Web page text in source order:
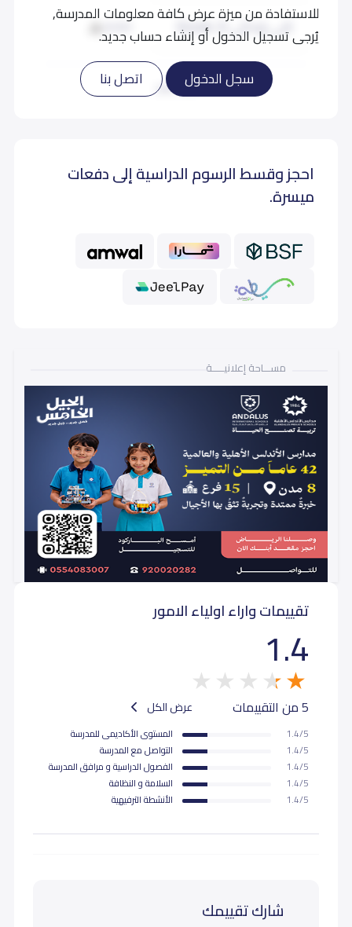
للاستفادة من ميزة عرض كافة معلومات المدرسة,
يُرجى تسجيل الدخول أو إنشاء حساب جديد.
سجل الدخول
اتصل بنا اقرأ المزيد
ثاني إبتدائي (Grade 2) 8,000
ثالث إبتدائي (Grade 3) 8,000
خامس إبتدائي (Grade 5) 8,000
ثالث متوسط (Grade 9)
أول ثانوي (Grade 10)
ثاني ثانوي (Grade 11) 22,000
ثالث ثانوي (Grade 12) 22,000
احجز وقسط الرسوم الدراسية إلى دفعات
ميسرة.
مســـاحة إعلانيـــــة
تقييمات واراء اولياء الامور
1.4
5 من التقييمات عرض الكل
1.4/5
المستوى اﻷكاديمى للمدرسة
1.4/5
التواصل مع المدرسة
1.4/5
الفصول الدراسية و مرافق المدرسة
1.4/5
السلامة و النظافة
1.4/5
اﻷنشطة الترفيهية
شارك تقييمك